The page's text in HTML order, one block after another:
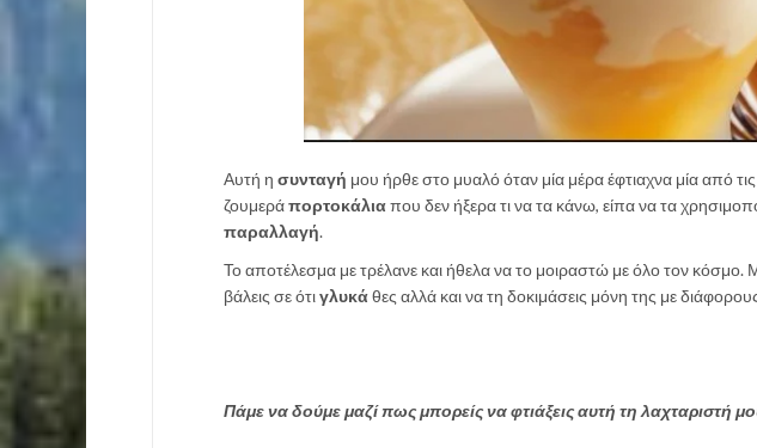
Αυτή η συνταγή μου ήρθε στο μυαλό όταν μία μέρα έφτιαχνα μία από
ζουμεράπορτοκάλιαπου δεν ήξερα τι να τα κάνω, είπα να τα
παραλλαγή.
Το αποτέλεσμα με τρέλανε και ήθελα να το μοιραστώ με όλο τον κόσμο.
βάλεις σε ότιγλυκάθες αλλά και να τη δοκιμάσεις μόνη της με
Πάμε να δούμε μαζί πως μπορείς να φτιάξεις αυτή τη λαχταριστή